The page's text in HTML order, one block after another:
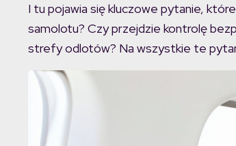
I tu pojawia się kluczowe pytanie,
samolotu? Czy przejdzie kontrolę
strefy odlotów? Na wszystkie te